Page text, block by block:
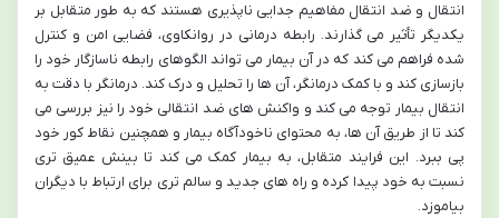
انتقال و ضد انتقال مفاهیم جدایی ناپذیری هستند که به طور متقابل بر
یکدیگر تأثیر می گذارند. رابطه درمانی در روانکاوی، فضایی امن و کنترل
شده فراهم می کند که در آن بیمار می تواند الگوهای رابطه ناسازگار خود را
بازسازی کند و با کمک درمانگر، آن ها را تحلیل و درک کند. درمانگر با دقت به
انتقال بیمار توجه می کند و واکنش های ضد انتقالی خود را نیز بررسی می
کند تا از طریق آن ها، به محتوای ناخودآگاه بیمار و همچنین نقاط کور خود
پی ببرد. این فرایند متقابل، به بیمار کمک می کند تا بینش عمیق تری
نسبت به خود پیدا کرده و راه های جدید و سالم تری برای ارتباط با دیگران
بیاموزد.